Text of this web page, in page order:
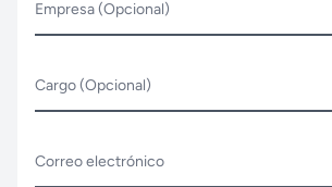
Empresa (Opcional)
Cargo (Opcional)
Correo electrónico